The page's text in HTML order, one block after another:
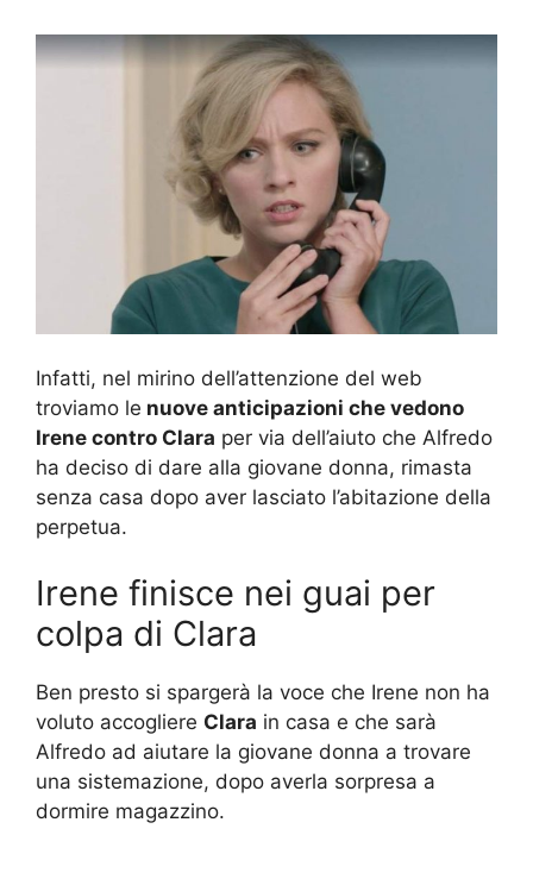
Infatti, nel mirino dell’attenzione del web
troviamo le nuove anticipazioni che vedono
Irene contro Clara per via dell’aiuto che Alfredo
ha deciso di dare alla giovane donna, rimasta
senza casa dopo aver lasciato l’abitazione della
perpetua.
Irene finisce nei guai per
colpa di Clara
Ben presto si spargerà la voce che Irene non ha
voluto accogliere Clara in casa e che sarà
Alfredo ad aiutare la giovane donna a trovare
una sistemazione, dopo averla sorpresa a
dormire magazzino.